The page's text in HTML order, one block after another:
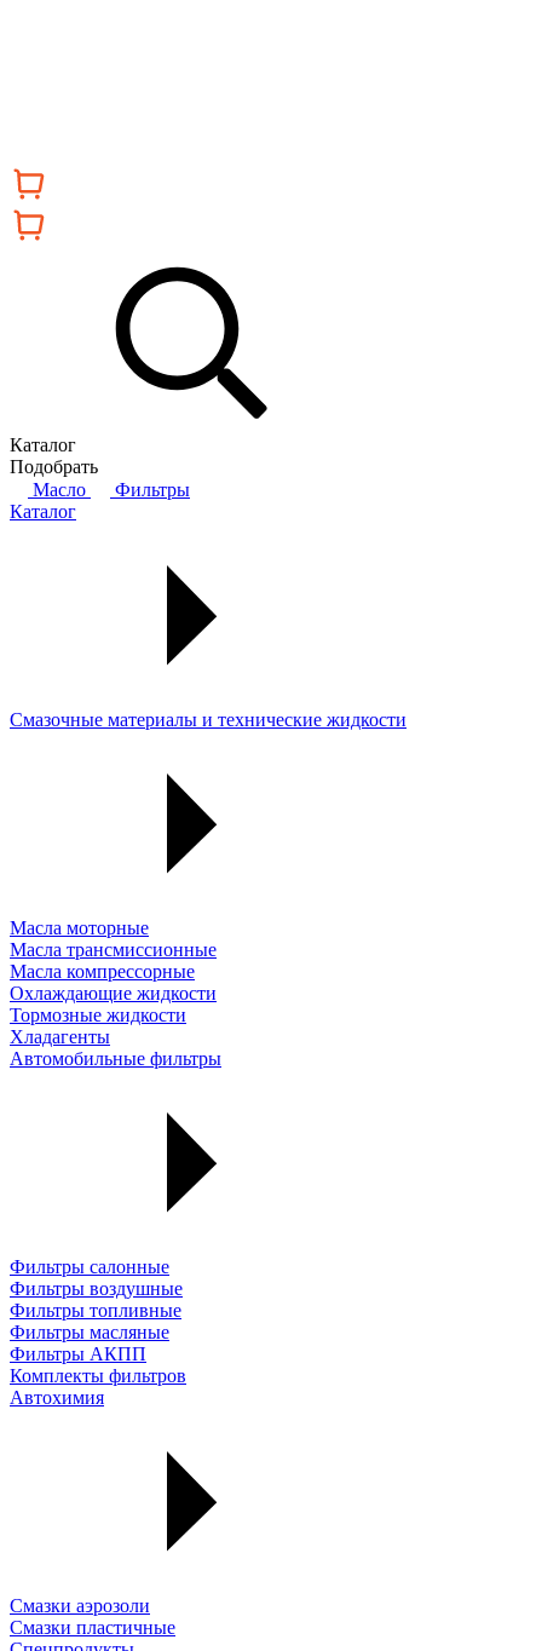
Каталог
Подобрать
Масло
Фильтры
Каталог
Смазочные материалы и технические жидкости
Масла моторные
Масла трансмиссионные
Масла компрессорные
Охлаждающие жидкости
Тормозные жидкости
Хладагенты
Автомобильные фильтры
Фильтры салонные
Фильтры воздушные
Фильтры топливные
Фильтры масляные
Фильтры АКПП
Комплекты фильтров
Автохимия
Смазки аэрозоли
Смазки пластичные